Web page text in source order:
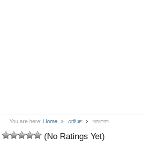
You are here: Home ছোট গল্প আফসোস
(No Ratings Yet)